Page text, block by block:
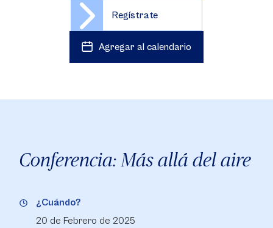
Regístrate
Agregar al calendario
Conferencia: Más allá del aire
¿Cuándo?
20 de Febrero de 2025